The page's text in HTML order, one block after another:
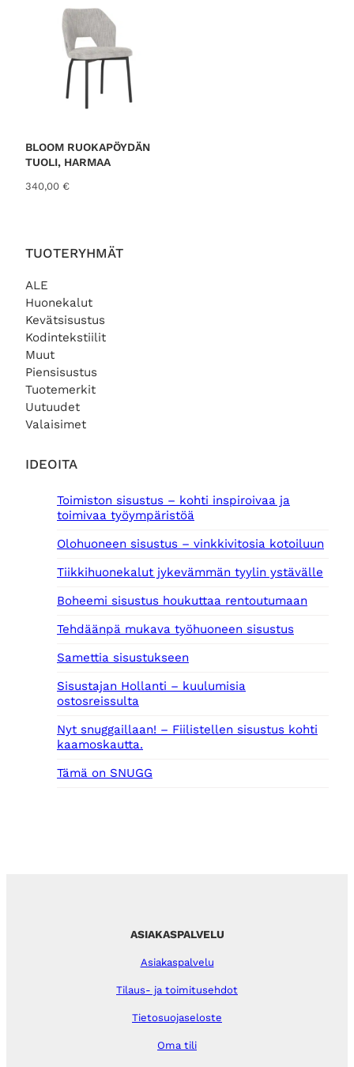
TUOTERYHMÄT
ALE
Huonekalut
Kevätsisustus
Kodintekstiilit
Muut
Piensisustus
Tuotemerkit
Uutuudet
Valaisimet
IDEOITA
Toimiston sisustus – kohti inspiroivaa ja
toimivaa työympäristöä
Olohuoneen sisustus – vinkkivitosia kotoiluun
Tiikkihuonekalut jykevämmän tyylin ystävälle
Boheemi sisustus houkuttaa rentoutumaan
Tehdäänpä mukava työhuoneen sisustus
Samettia sisustukseen
Sisustajan Hollanti – kuulumisia
ostosreissulta
Nyt snuggaillaan! – Fiilistellen sisustus kohti
kaamoskautta.
Tämä on SNUGG
BLOOM RUOKAPÖYDÄN
TUOLI, HARMAA
340,00 €
ASIAKASPALVELU
Asiakaspalvelu
Tilaus- ja toimitusehdot
Tietosuojaseloste
Oma tili